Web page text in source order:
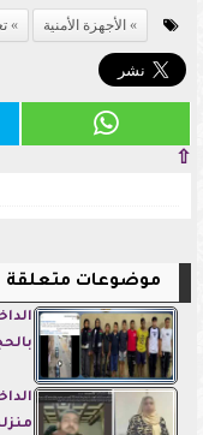
الأجهزة الأمنية
⇧
موضوعات متعلقة